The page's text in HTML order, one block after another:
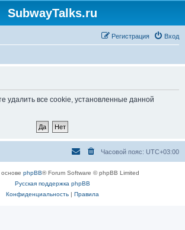
SubwayTalks.ru
Вход
Регистрация
удалить все cookie, установленные данной
Часовой пояс: UTC+03:00
phpBB® Forum Software © phpBB Limited
Русская поддержка phpBB
Конфиденциальность| Правила